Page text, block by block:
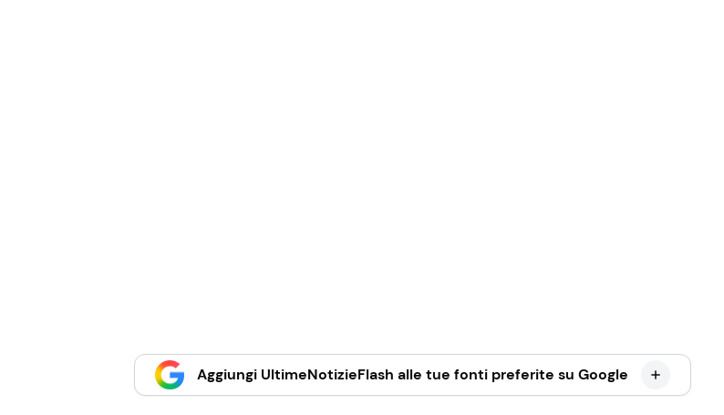
Aggiungi UltimeNotizieFlash alle tue fonti preferite su Google